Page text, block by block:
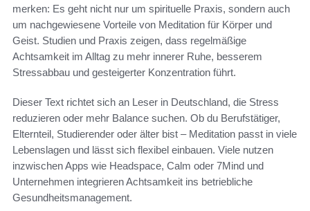
merken: Es geht nicht nur um spirituelle Praxis, sondern auch
um nachgewiesene Vorteile von Meditation für Körper und
Geist. Studien und Praxis zeigen, dass regelmäßige
Achtsamkeit im Alltag zu mehr innerer Ruhe, besserem
Stressabbau und gesteigerter Konzentration führt.
Dieser Text richtet sich an Leser in Deutschland, die Stress
reduzieren oder mehr Balance suchen. Ob du Berufstätiger,
Elternteil, Studierender oder älter bist – Meditation passt in viele
Lebenslagen und lässt sich flexibel einbauen. Viele nutzen
inzwischen Apps wie Headspace, Calm oder 7Mind und
Unternehmen integrieren Achtsamkeit ins betriebliche
Gesundheitsmanagement.